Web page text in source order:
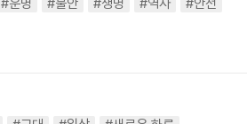
#운명 #불안 #생명 #역사
#안전